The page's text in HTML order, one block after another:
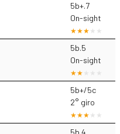
5b+.7
On-sight
5b.5
On-sight
5b+/5c
2° giro
5b.4